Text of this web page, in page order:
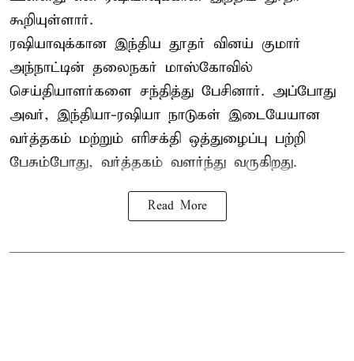
கூறியுள்ளார்.
ரஷியாவுக்கான இந்திய தூதர் வினய் குமார்
அந்நாட்டின் தலைநகர் மாஸ்கோவில்
செய்தியாளர்களை சந்தித்து பேசினார். அப்போது
அவர், இந்தியா-ரஷியா நாடுகள் இடையேயான
வர்த்தகம் மற்றும் எரிசக்தி ஒத்துழைப்பு பற்றி
பேசும்போது, வர்த்தகம் வளர்ந்து வருகிறது.
Read More